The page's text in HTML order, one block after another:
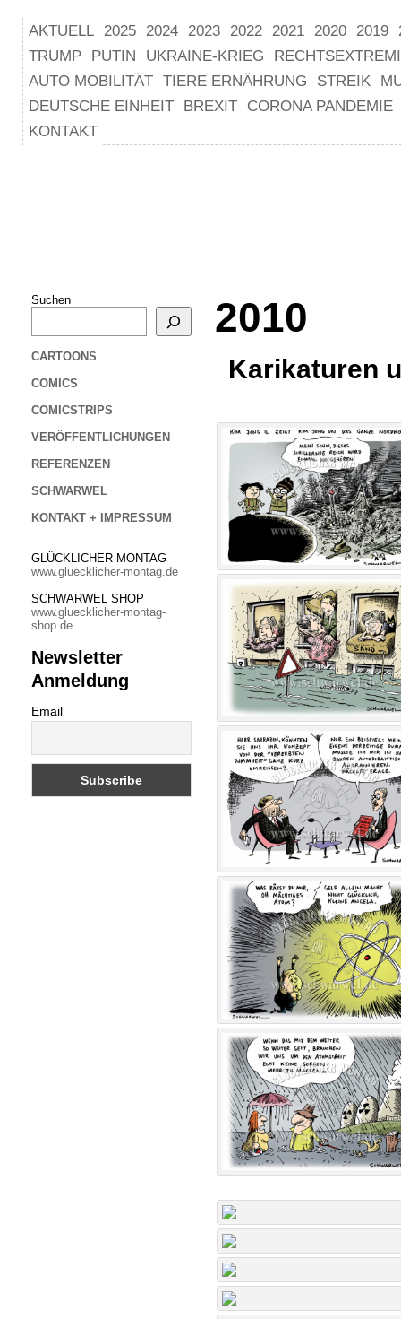
AKTUELL 2025 2024 2023 2022 2021 2020 2019
TRUMP
PUTIN UKRAINE-KRIEG
AUTO MOBILITÄT TIERE ERNÄHRUNG STREIK
DEUTSCHE EINHEIT
BREXIT
CORONA PANDEMIE
KONTAKT
Suchen
CARTOONS
COMICS
COMICSTRIPS
VERÖFFENTLICHUNGEN
REFERENZEN
SCHWARWEL
KONTAKT + IMPRESSUM
GLÜCKLICHER MONTAG
www.gluecklicher-montag.de
SCHWARWEL SHOP
www.gluecklicher-montag-
shop.de
Newsletter
Anmeldung
Email
2010
Karikaturen